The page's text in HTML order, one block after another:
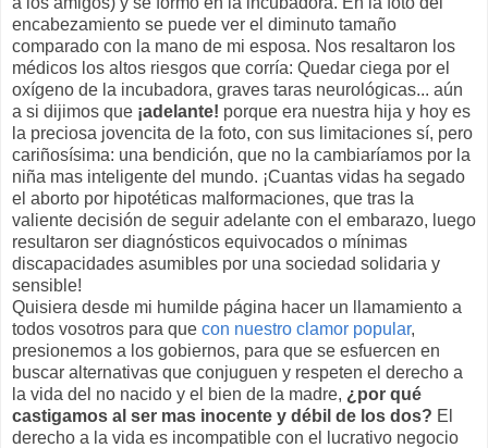
encabezamiento se puede ver el diminuto tamaño
comparado con la mano de mi esposa. Nos resaltaron los
médicos los altos riesgos que corría: Quedar ciega por el
oxígeno de la incubadora, graves taras neurológicas... aún
a si dijimos que ¡adelante! porque era nuestra hija y hoy es
la preciosa jovencita de la foto, con sus limitaciones sí, pero
cariñosísima: una bendición, que no la cambiaríamos por la
niña mas inteligente del mundo. ¡Cuantas vidas ha segado
el aborto por hipotéticas malformaciones, que tras la
valiente decisión de seguir adelante con el embarazo, luego
resultaron ser diagnósticos equivocados o mínimas
discapacidades asumibles por una sociedad solidaria y
sensible!
Quisiera desde mi humilde página hacer un llamamiento a
todos vosotros para que con nuestro clamor popular,
presionemos a los gobiernos, para que se esfuercen en
buscar alternativas que conjuguen y respeten el derecho a
la vida del no nacido y el bien de la madre, ¿por qué
castigamos al ser mas inocente y débil de los dos? El
derecho a la vida es incompatible con el lucrativo negocio